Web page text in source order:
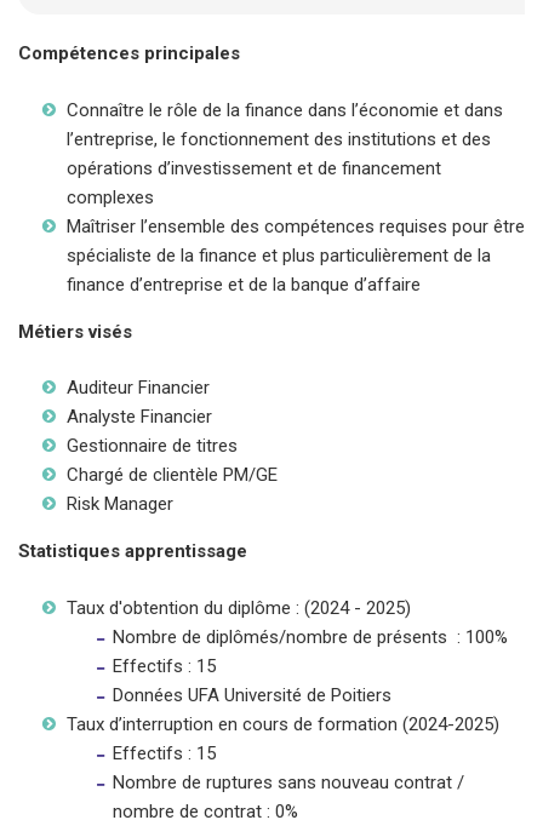
Compétences principales
Connaître le rôle de la finance dans l’économie et dans
l’entreprise, le fonctionnement des institutions et des
opérations d’investissement et de financement
complexes
Maîtriser l’ensemble des compétences requises pour être
spécialiste de la finance et plus particulièrement de la
finance d’entreprise et de la banque d’affaire
Métiers visés
Auditeur Financier
Analyste Financier
Gestionnaire de titres
Chargé de clientèle PM/GE
Risk Manager
Statistiques apprentissage
Taux d'obtention du diplôme : (2024 - 2025)
Nombre de diplômés/nombre de présents : 100%
Effectifs : 15
Données UFA Université de Poitiers
Taux d’interruption en cours de formation (2024-2025)
Effectifs : 15
Nombre de ruptures sans nouveau contrat /
nombre de contrat : 0%